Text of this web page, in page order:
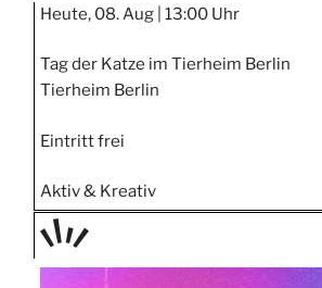
Heute, 08. Aug | 13:00 Uhr
Tag der Katze im Tierheim Berlin
Tierheim Berlin
Eintritt frei
Aktiv & Kreativ
TAGE